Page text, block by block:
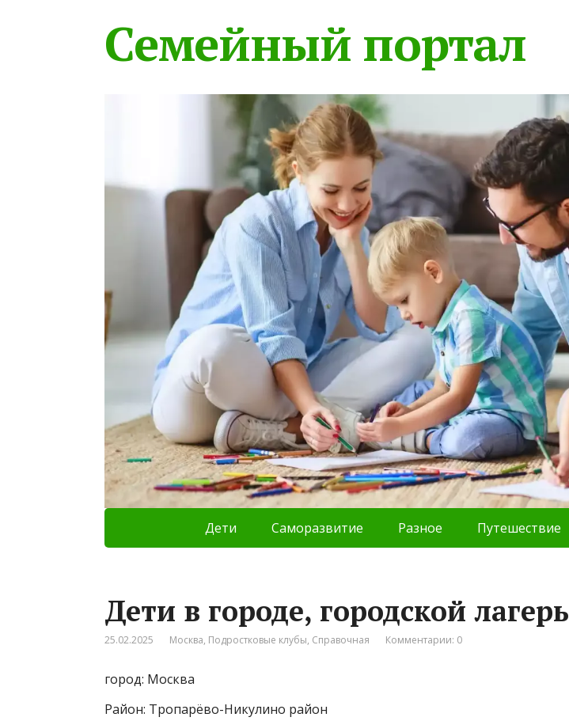
Семейный портал
Дети Саморазвитие Разное Путешествие
Дети в городе, городской лагерь
25.02.2025 Москва, Подростковые клубы, Справочная Комментарии: 0
город: Москва
Район: Тропарёво-Никулино район